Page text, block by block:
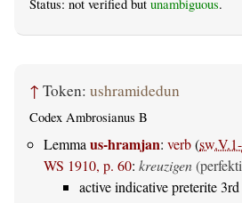
Status: not verified but unambiguous.
↑ Token: ushramidedun
Codex Ambrosianus B
Lemma us-hramjan: verb(
WS 1910, p. 60: kreuzigen
active indicative preterite